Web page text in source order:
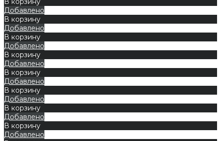
Добавлено
В корзину
Добавлено
В корзину
Добавлено
В корзину
Добавлено
В корзину
Добавлено
В корзину
Добавлено
В корзину
Добавлено
В корзину
Добавлено